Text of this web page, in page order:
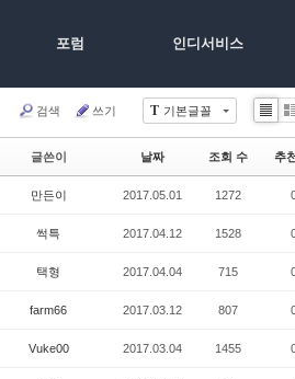
포럼 인디서비스
T 기본글꼴
검색 쓰기
List
글쓴이 날짜 조회 수 추
만든이 2017.05.01 1272
썩특 2017.04.12 1528
택형 2017.04.04 715
farm66 2017.03.12 807
Vuke00 2017.03.04 1455